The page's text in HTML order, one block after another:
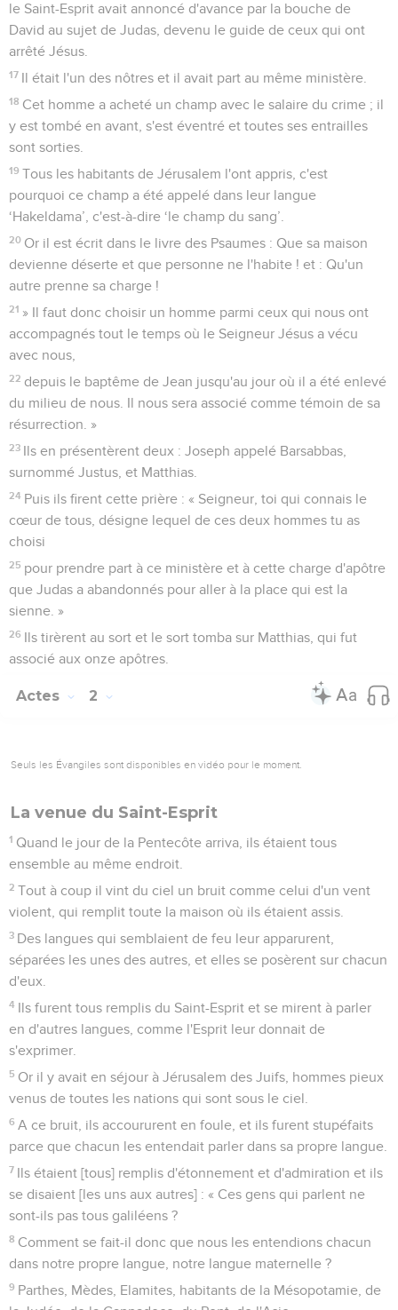
le Saint-Esprit avait annoncé d'avance par la bouche de
David au sujet de Judas, devenu le guide de ceux qui ont
arrêté Jésus.
17 Il était l'un des nôtres et il avait part au même ministère.
18 Cet homme a acheté un champ avec le salaire du crime ; il
y est tombé en avant, s'est éventré et toutes ses entrailles
sont sorties.
19 Tous les habitants de Jérusalem l'ont appris, c'est
pourquoi ce champ a été appelé dans leur langue
‘Hakeldama’, c'est-à-dire ‘le champ du sang’.
20 Or il est écrit dans le livre des Psaumes : Que sa maison
devienne déserte et que personne ne l'habite ! et : Qu'un
autre prenne sa charge !
21 » Il faut donc choisir un homme parmi ceux qui nous ont
accompagnés tout le temps où le Seigneur Jésus a vécu
avec nous,
22 depuis le baptême de Jean jusqu'au jour où il a été enlevé
du milieu de nous. Il nous sera associé comme témoin de sa
résurrection. »
23 Ils en présentèrent deux : Joseph appelé Barsabbas,
surnommé Justus, et Matthias.
24 Puis ils firent cette prière : « Seigneur, toi qui connais le
cœur de tous, désigne lequel de ces deux hommes tu as
choisi
25 pour prendre part à ce ministère et à cette charge d'apôtre
que Judas a abandonnés pour aller à la place qui est la
sienne. »
26 Ils tirèrent au sort et le sort tomba sur Matthias, qui fut
associé aux onze apôtres.
Actes 2
Seuls les Évangiles sont disponibles en vidéo pour le moment.
La venue du Saint-Esprit
1 Quand le jour de la Pentecôte arriva, ils étaient tous
ensemble au même endroit.
2 Tout à coup il vint du ciel un bruit comme celui d'un vent
violent, qui remplit toute la maison où ils étaient assis.
3 Des langues qui semblaient de feu leur apparurent,
séparées les unes des autres, et elles se posèrent sur chacun
d'eux.
4 Ils furent tous remplis du Saint-Esprit et se mirent à parler
en d'autres langues, comme l'Esprit leur donnait de
s'exprimer.
5 Or il y avait en séjour à Jérusalem des Juifs, hommes pieux
venus de toutes les nations qui sont sous le ciel.
6 A ce bruit, ils accoururent en foule, et ils furent stupéfaits
parce que chacun les entendait parler dans sa propre langue.
7 Ils étaient [tous] remplis d'étonnement et d'admiration et ils
se disaient [les uns aux autres] : « Ces gens qui parlent ne
sont-ils pas tous galiléens ?
8 Comment se fait-il donc que nous les entendions chacun
dans notre propre langue, notre langue maternelle ?
9 Parthes, Mèdes, Elamites, habitants de la Mésopotamie, de